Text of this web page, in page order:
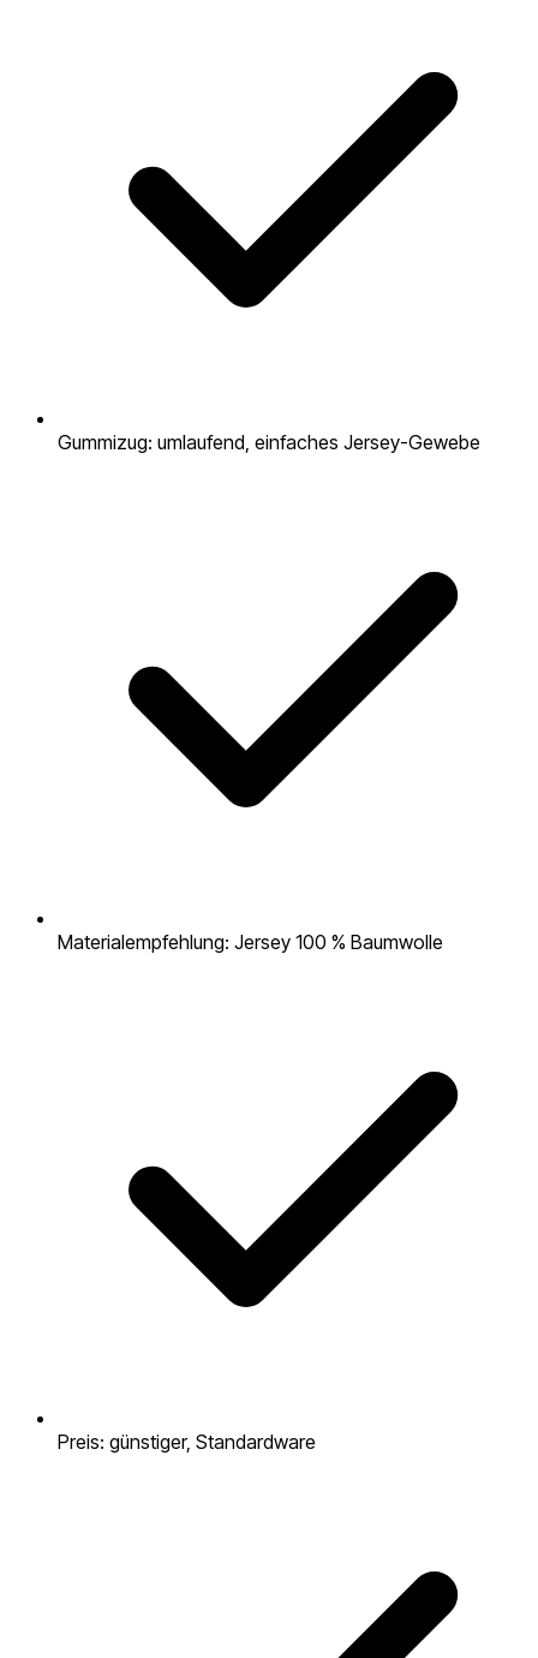
Gummizug: umlaufend, einfaches Jersey-Gewebe
Materialempfehlung: Jersey 100 % Baumwolle
Preis: günstiger, Standardware